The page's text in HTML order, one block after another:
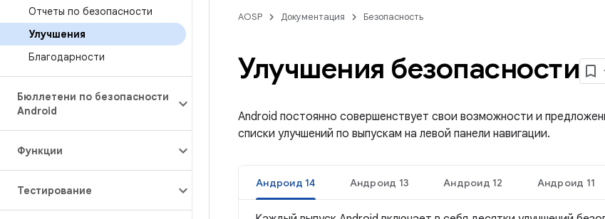
Отчеты по безопасности
Улучшения
Благодарности
Бюллетени по безопасности
Android
Функции
Тестирование
AOSP Документация Безопасность
Улучшения безопасности
Android постоянно совершенствует свои возможности и
списки улучшений по выпускам на левой панели навигации.
Андроид 14 Андроид 13 Андроид 12 Андроид 11